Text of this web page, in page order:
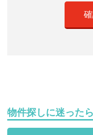
・商品およびサービスに
容の事項を、あらかじめ
の措置を講じているとき。
物件探しに迷った